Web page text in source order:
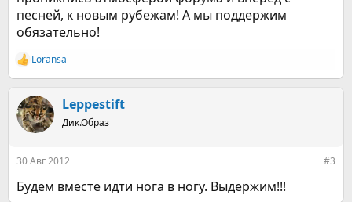
песней, к новым рубежам! А мы поддержим
обязательно!
Р
е
к
ц
и
Loransa
Leppestift
Дик.Образ
30 Авг 2012 #3
Будем вместе идти нога в ногу. Выдержим!!!